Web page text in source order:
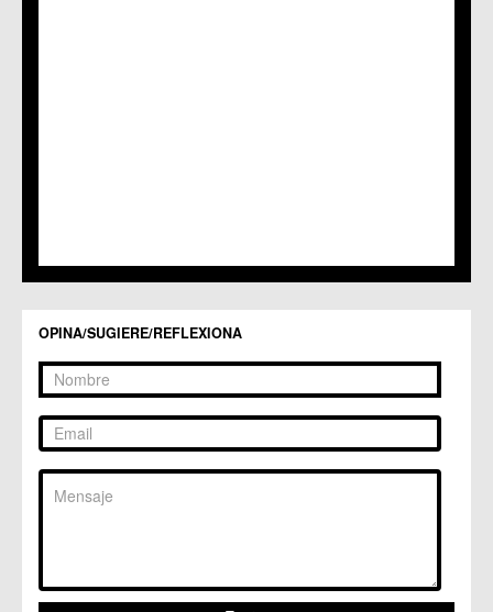
C.C. Zarandona
OPINA/SUGIERE/REFLEXIONA